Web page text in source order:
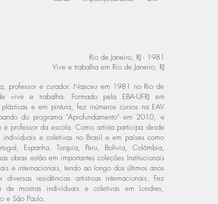
Rio de Janeiro, RJ - 1981
Vive e trabalha em Rio de Janeiro, RJ
professor e curador. Nasceu em 1981 no Rio de
vive e trabalha. Formado pela EBA-UFRJ em
e em pintura, fez inúmeros cursos na EAV
do programa "Aprofundamento" em 2010, e
é professor da escola. Como artista participa desde
e coletivas no Brasil e em países como
Espanha, Turquia, Peru, Bolívia, Colômbia,
obras estão em importantes coleções Institucionais
e internacionais, tendo ao longo dos últimos anos
diversas residências artísticas internacionais. Fez
de mostras individuais e coletivas em Londres,
e São Paulo.